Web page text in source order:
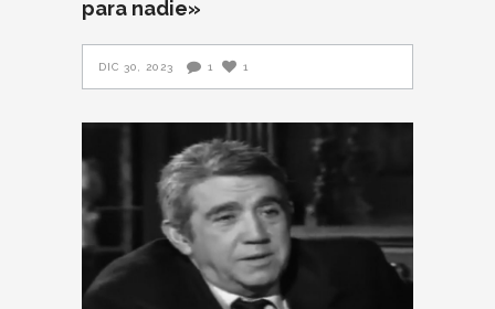
para nadie»
DIC 30, 2023 1 1